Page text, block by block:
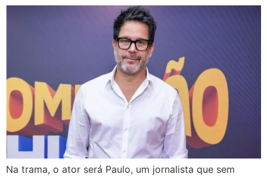
Na trama, o ator será Paulo, um jornalista que sem